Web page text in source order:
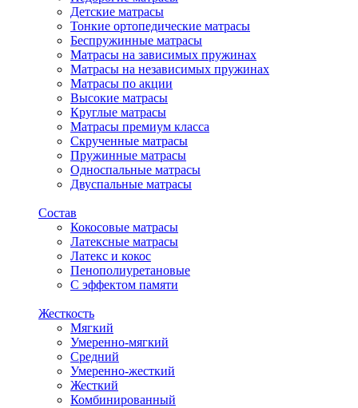
Детские матрасы
Тонкие ортопедические матрасы
Беспружинные матрасы
Матрасы на зависимых пружинах
Матрасы на независимых пружинах
Матрасы по акции
Высокие матрасы
Круглые матрасы
Матрасы премиум класса
Скрученные матрасы
Пружинные матрасы
Односпальные матрасы
Двуспальные матрасы
Состав
Кокосовые матрасы
Латексные матрасы
Латекс и кокос
Пенополиуретановые
С эффектом памяти
Жесткость
Мягкий
Умеренно-мягкий
Средний
Умеренно-жесткий
Жесткий
Комбинированный